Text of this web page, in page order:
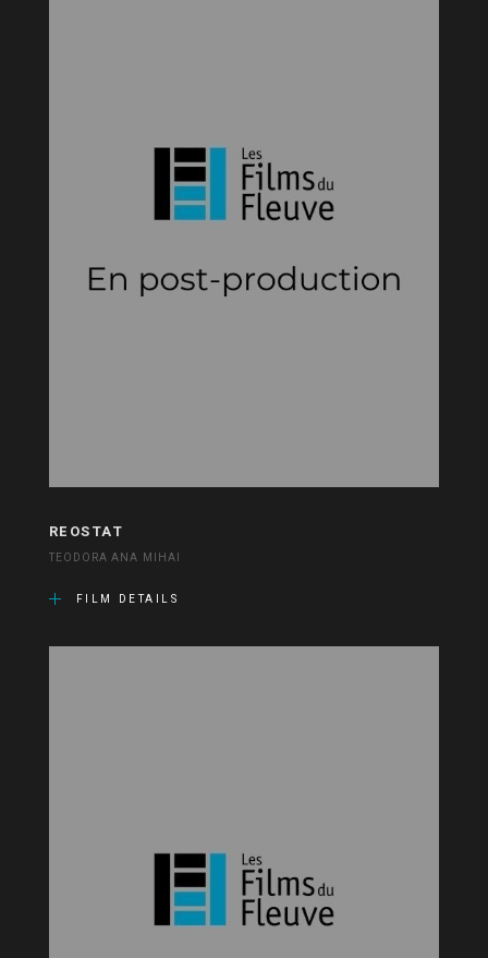
REOSTAT
TEODORA ANA MIHAI
FILM DETAILS